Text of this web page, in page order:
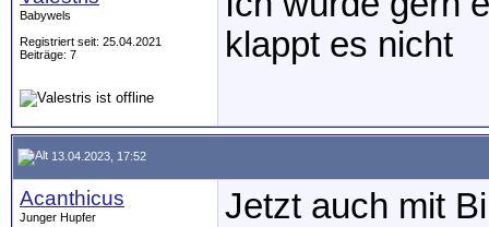
Babywels
Registriert seit: 25.04.2021
Beiträge: 7
klappt es nicht
13.04.2023, 17:52
Acanthicus
Junger Hupfer Jetzt auch mit